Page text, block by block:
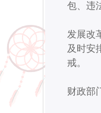
包、违
发展改
及时安
戒。
财政部